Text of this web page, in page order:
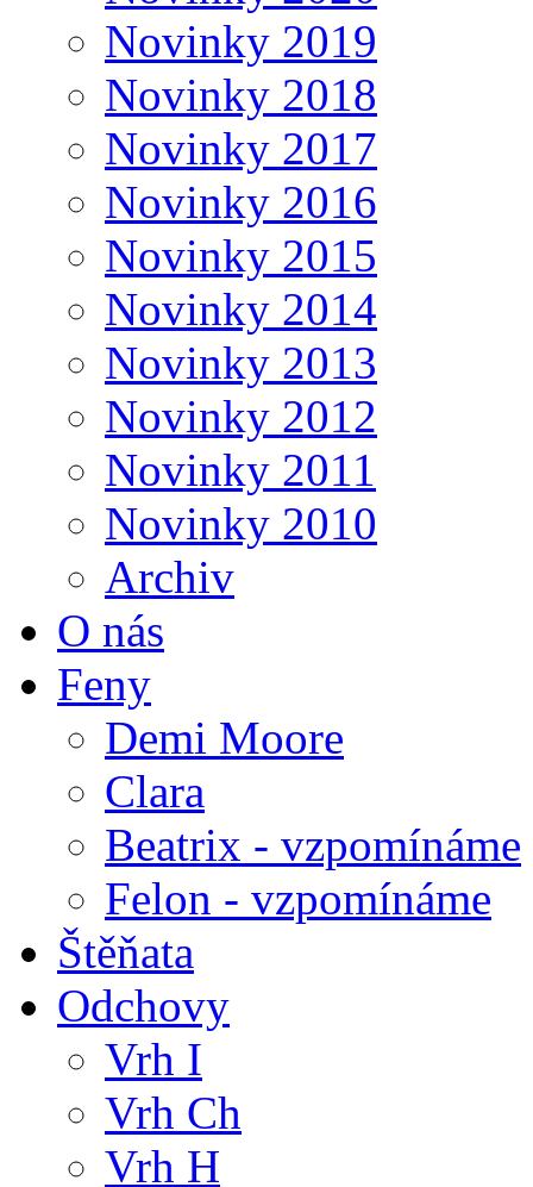
Novinky 2019
Novinky 2018
Novinky 2017
Novinky 2016
Novinky 2015
Novinky 2014
Novinky 2013
Novinky 2012
Novinky 2011
Novinky 2010
Archiv
O nás
Feny
Demi Moore
Clara
Beatrix - vzpomínáme
Felon - vzpomínáme
Štěňata
Odchovy
Vrh I
Vrh Ch
Vrh H